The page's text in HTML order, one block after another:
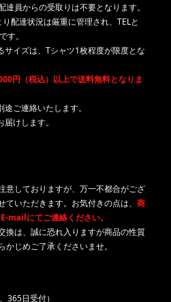
達員からの受取りは不要となります。
配達状況は厳重に管理され、TELと
す。
イズは、Tシャツ1枚程度が限度とな
円（税込）以上で送料無料となりま
ご連絡いたします。
けします。
意しておりますが、万一不都合がござ
いただきます。お気付きの点は、 商
mailにてご連絡ください。
換は、誠に恐れ入りますが商品の性質
じめご了承くださいませ。
365日受付）